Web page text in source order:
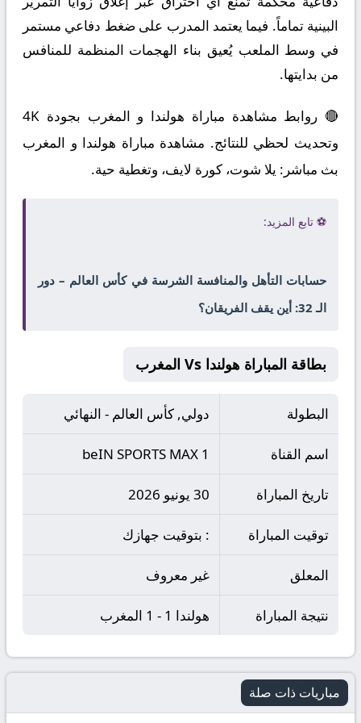
البينية تماماً. فيما يعتمد المدرب على ضغط دفاعي مستمر
في وسط الملعب يُعيق بناء الهجمات المنظمة للمنافس
من بدايتها.
🔴 روابط مشاهدة مباراة هولندا و المغرب بجودة 4K
وتحديث لحظي للنتائج. مشاهدة مباراة هولندا و المغرب
بث مباشر: يلا شوت، كورة لايف، وتغطية حية.
⚽ تابع المزيد:
حسابات التأهل والمنافسة الشرسة في كأس العالم – دور
الـ 32: أين يقف الفريقان؟
بطاقة المباراة هولندا Vs المغرب
البطولة دولي, كأس العالم - النهائي
اسم القناة beIN SPORTS MAX 1
تاريخ المباراة 30 يونيو 2026
توقيت المباراة : بتوقيت جهازك
المعلق غير معروف
نتيجة المباراة هولندا 1 - 1 المغرب
مباريات ذات صلة